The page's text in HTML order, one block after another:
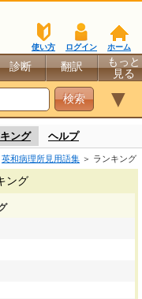
ホーム
ログイン
使い方
診断 翻訳
もっと
見る
▼
ング ヘルプ
英和病理所見用語集 ＞ ランキング
ング